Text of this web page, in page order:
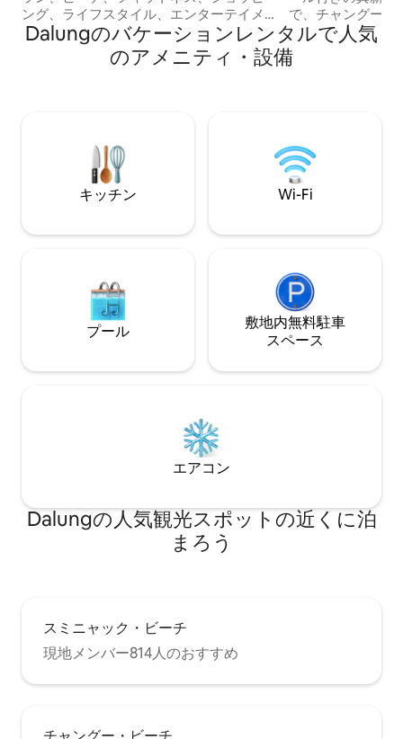
ング、ライフスタイル、エンターテイメ
ントシーン。広大な900平方メートルの
ヴィラには素敵なプールがあります。メ
インストリートまで簡単に歩けます。朝
が、家庭でのマッサージや特別なランチ
やディナーを簡単に手配します！75イン
チのソニーを含む3台のテレビ。ベラワ＆
エコービーチクラブフィンズ、アトラ
で、チャングーの
するのが大好きな
ったりのヴィラで
ラン、ショップ、
ヴィラには、豪華
ド、エンスイート
ン、プール、リビ
ートプールでリラ
Dalungのバケーションレンタルで人気
のアメニティ・設備
キッチン Wi-Fi
プール
敷地内無料駐⁠車
ス⁠ペ⁠ー⁠ス
エアコン
Dalungの人気観光スポットの近くに泊
まろう
スミニャック・ビーチ
現地メンバー814人のおすすめ